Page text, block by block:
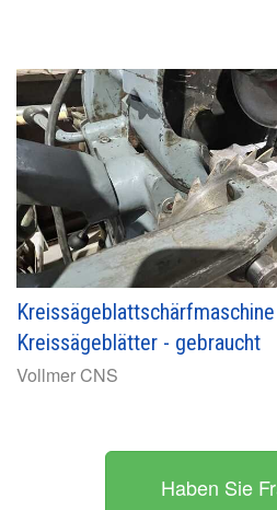
Kreissägeblätter - gebraucht
Vollmer CNS
Haben Sie